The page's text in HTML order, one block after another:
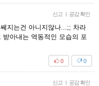
신고 | 공감 확인
지는건 아니지않나...;; 차라
아내는 역동적인 모습의 포
0
0
신고 | 공감 확인